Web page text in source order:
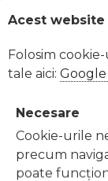
Acest
Folosim
tale aici: Google
Necesare
Cookie-urile
precum
poate